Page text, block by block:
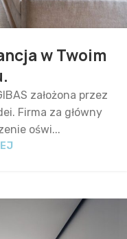
w Twoim
założona przez
Firma za główny
oświ...